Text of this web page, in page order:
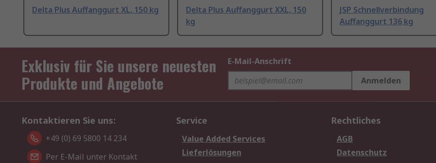
Delta Plus Auffanggurt XL, 150 kg
Delta Plus Auffanggurt XXL, 150
kg
JSP Schnellverbindung
Auffanggurt 136 kg
Exklusiv für Sie unsere neuesten
Produkte und Angebote
E-Mail-Anschrift
Anmelden
Kontaktieren Sie uns:
+49 (0) 69 5800 14 234
Per E-Mail unter Kontakt
Service
Value Added Services
Lieferlösungen
Rechtliches
AGB
Datenschutz